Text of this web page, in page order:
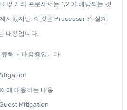
및 기타 프로세서는 1,2 가 해당되는 것
시겠지만, 이것은 Processor 의 설계
내용입니다.
해서 대응중입니다.
에 대응하는 내용
Mitigation